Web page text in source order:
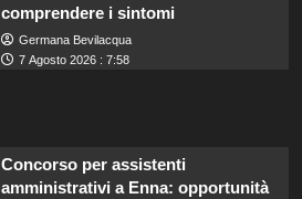
comprendere i sintomi
Germana Bevilacqua
7 Agosto 2026 : 7:58
Concorso per assistenti
amministrativi a Enna: opportunità